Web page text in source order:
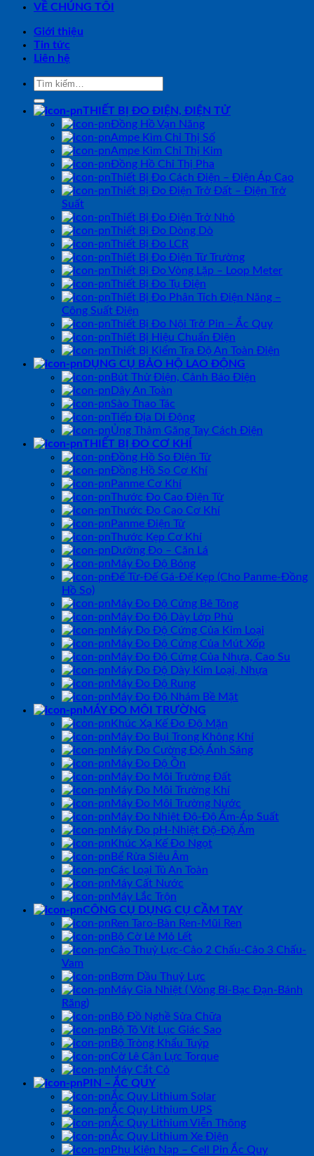
VỀ CHÚNG TÔI
Giới thiệu
Tin tức
Liên hệ
Tìm
kiếm:
THIẾT BỊ ĐO ĐIỆN, ĐIỆN TỬ
Đồng Hồ Vạn Năng
Ampe Kìm Chỉ Thị Số
Ampe Kìm Chỉ Thị Kim
Đồng Hồ Chỉ Thị Pha
Thiết Bị Đo Cách Điện – Điện Áp Cao
Thiết Bị Đo Điện Trở Đất – Điện Trở
Suất
Thiết Bị Đo Điện Trở Nhỏ
Thiết Bị Đo Dòng Dò
Thiết Bị Đo LCR
Thiết Bị Đo Điện Từ Trường
Thiết Bị Đo Vòng Lặp – Loop Meter
Thiết Bị Đo Tụ Điện
Thiết Bị Đo Phân Tích Điện Năng –
Công Suất Điện
Thiết Bị Đo Nội Trở Pin – Ắc Quy
Thiết Bị Hiệu Chuẩn Điện
Thiết Bị Kiểm Tra Độ An Toàn Điện
DỤNG CỤ BẢO HỘ LAO ĐỘNG
Bút Thử Điện, Cảnh Báo Điện
Dây An Toàn
Sào Thao Tác
Tiếp Địa Di Động
Ủng Thảm Găng Tay Cách Điện
THIẾT BỊ ĐO CƠ KHÍ
Đồng Hồ So Điện Tử
Đồng Hồ So Cơ Khí
Panme Cơ Khí
Thước Đo Cao Điện Tử
Thước Đo Cao Cơ Khí
Panme Điện Tử
Thước Kẹp Cơ Khí
Dưỡng Đo – Căn Lá
Máy Đo Độ Bóng
Đế Từ-Đế Gá-Đế Kẹp (Cho Panme-Đồng
Hồ So)
Máy Đo Độ Cứng Bê Tông
Máy Đo Độ Dày Lớp Phủ
Máy Đo Độ Cứng Của Kim Loại
Máy Đo Độ Cứng Của Mút Xốp
Máy Đo Độ Cứng Của Nhựa, Cao Su
Máy Đo Độ Dày Kim Loại, Nhựa
Máy Đo Độ Rung
Máy Đo Độ Nhám Bề Mặt
MÁY ĐO MÔI TRƯỜNG
Khúc Xạ Kế Đo Độ Mặn
Máy Đo Bụi Trong Không Khí
Máy Đo Cường Độ Ánh Sáng
Máy Đo Độ Ồn
Máy Đo Môi Trường Đất
Máy Đo Môi Trường Khí
Máy Đo Môi Trường Nước
Máy Đo Nhiệt Độ-Độ Ẩm-Áp Suất
Máy Đo pH-Nhiệt Độ-Độ Ẩm
Khúc Xạ Kế Đo Ngọt
Bể Rửa Siêu Âm
Các Loại Tủ An Toàn
Máy Cất Nước
Máy Lắc Trộn
CÔNG CỤ DỤNG CỤ CẦM TAY
Ren Taro-Bàn Ren-Mũi Ren
Bộ Cờ Lê Mỏ Lết
Cảo Thuỷ Lực-Cảo 2 Chấu-Cảo 3 Chấu-
Vam
Bơm Dầu Thuỷ Lực
Máy Gia Nhiệt ( Vòng Bi-Bạc Đạn-Bánh
Răng)
Bộ Đồ Nghề Sửa Chữa
Bộ Tô Vít Lục Giác Sao
Bộ Tròng Khẩu Tuýp
Cờ Lê Cân Lực Torque
Máy Cắt Cỏ
PIN – ẮC QUY
Ắc Quy Lithium Solar
Ắc Quy Lithium UPS
Ắc Quy Lithium Viễn Thông
Ắc Quy Lithium Xe Điện
Phụ Kiện Nạp – Cell Pin Ắc Quy